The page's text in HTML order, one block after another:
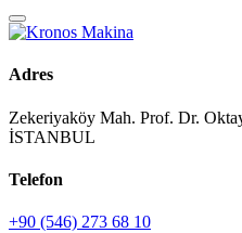
Adres
Zekeriyaköy Mah. Prof. Dr.
İSTANBUL
Telefon
+90 (546) 273 68 10